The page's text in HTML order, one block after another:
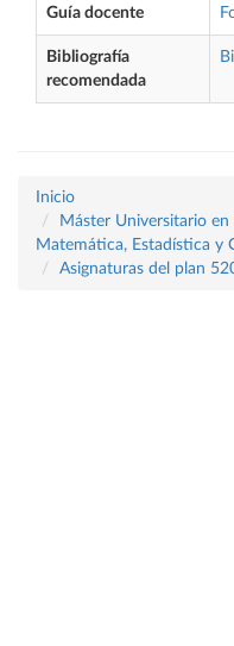
Guía docente
Bibliografía
recomendada
Inicio
Máster Universitario
Matemática, Estadística y
Asignaturas del plan